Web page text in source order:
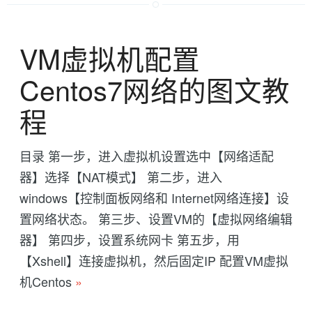
VM虚拟机配置
Centos7网络的图文教
程
目录 第一步，进入虚拟机设置选中【网络适配
器】选择【NAT模式】 第二步，进入
windows【控制面板网络和 Internet网络连接】设
置网络状态。 第三步、设置VM的【虚拟网络编辑
器】 第四步，设置系统网卡 第五步，用
【Xshell】连接虚拟机，然后固定IP 配置VM虚拟
机Centos »